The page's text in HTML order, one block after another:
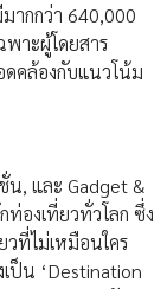
ากกว่า 640,000
พาะผู้โดยสาร
ดคล้องกับแนวโน้ม
น, และ Gadget &
องเที่ยวทั่วโลก ซึ่ง
วที่ไม่เหมือนใคร
ป็น ‘Destination